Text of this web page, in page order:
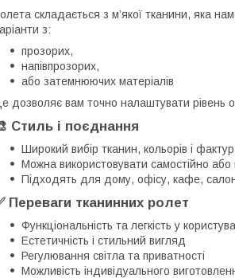
складається з м’якої тканини, яка
з:
прозорих,
напівпрозорих,
або затемнюючих матеріалів
дозволяє вам точно налаштувати рівень
Стиль і поєднання
Широкий вибір тканин, кольорів і фактур
Можна використовувати самостійно
Підходять для дому, офісу, кафе,
Переваги тканинних ролет
Функціональність та легкість у
Естетичність і стильний вигляд
Регулювання світла та приватності
Можливість індивідуального